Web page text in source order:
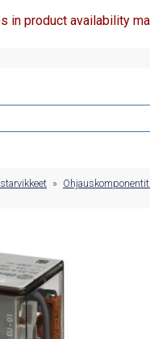
in product availability
»